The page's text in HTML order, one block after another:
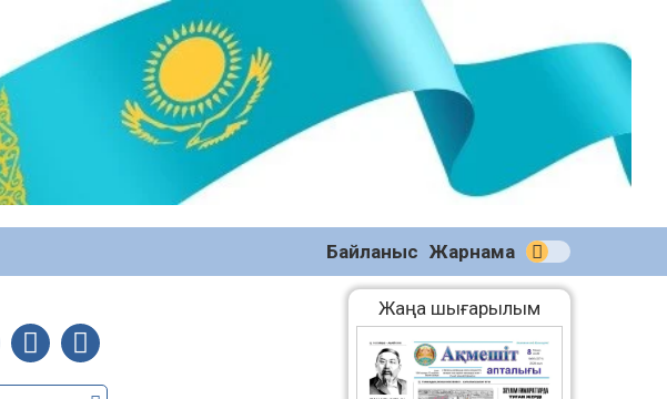
Байланыс Жарнама
Жаңа шығарылым
(2271)
08.08.2026